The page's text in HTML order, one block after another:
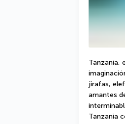
Tanzania,
jirafas,
amantes
Tanzania